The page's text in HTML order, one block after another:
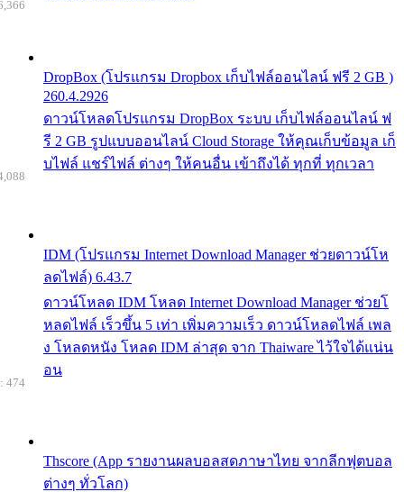
DropBox (โปรแกรม Dropbox เก็บไฟล์ออนไลน์ ฟรี 2 GB )
260.4.2926
ดาวน์โหลดโปรแกรม DropBox ระบบ เก็บไฟล์ออนไลน์ ฟ
รี 2 GB รูปแบบออนไลน์ Cloud Storage ให้คุณเก็บข้อมูล เก็
บไฟล์ แชร์ไฟล์ ต่างๆ ให้คนอื่น เข้าถึงได้ ทุกที่ ทุกเวลา
IDM (โปรแกรม Internet Download Manager ช่วยดาวน์โห
ลดไฟล์) 6.43.7
ดาวน์โหลด IDM โหลด Internet Download Manager ช่วยโ
หลดไฟล์ เร็วขึ้น 5 เท่า เพิ่มความเร็ว ดาวน์โหลดไฟล์ เพล
ง โหลดหนัง โหลด IDM ล่าสุด จาก Thaiware ไว้ใจได้แน่น
อน
Thscore (App รายงานผลบอลสดภาษาไทย จากลีกฟุตบอล
ต่างๆ ทั่วโลก)
474